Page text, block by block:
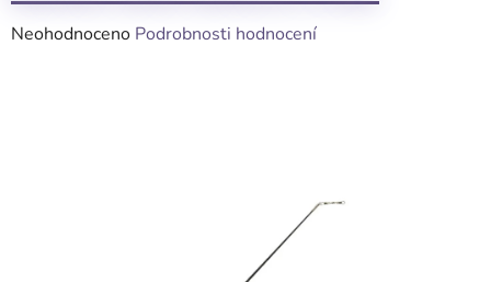
Průměrné
Neohodnoceno Podrobnosti hodnocení